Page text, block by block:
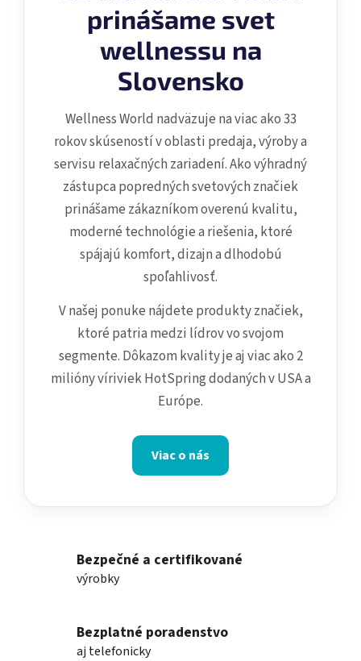
e
p
r
k
v
ý
p
i
s
u
prinášame svet
wellnessu na
Slovensko
Wellness World nadväzuje na viac ako 33
rokov skúseností v oblasti predaja, výroby a
servisu relaxačných zariadení. Ako výhradný
zástupca popredných svetových značiek
prinášame zákazníkom overenú kvalitu,
moderné technológie a riešenia, ktoré
spájajú komfort, dizajn a dlhodobú
spoľahlivosť.
V našej ponuke nájdete produkty značiek,
ktoré patria medzi lídrov vo svojom
segmente. Dôkazom kvality je aj viac ako 2
milióny víriviek HotSpring dodaných v USA a
Európe.
Viac o nás
Bezpečné a certifikované
výrobky
Bezplatné poradenstvo
aj telefonicky